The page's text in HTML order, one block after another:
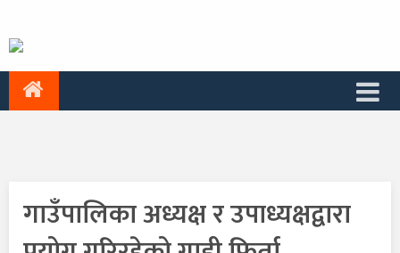
गाउँपालिका अध्यक्ष र उपाध्यक्षद्वारा